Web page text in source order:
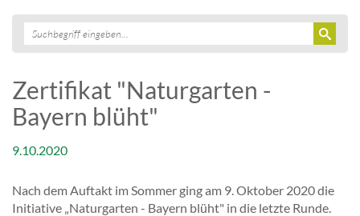
Zertifikat "Naturgarten -
Bayern blüht"
9.10.2020
Nach dem Auftakt im Sommer ging am 9. Oktober 2020 die
Initiative „Naturgarten - Bayern blüht" in die letzte Runde.